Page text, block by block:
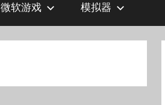
微软游戏 模拟器